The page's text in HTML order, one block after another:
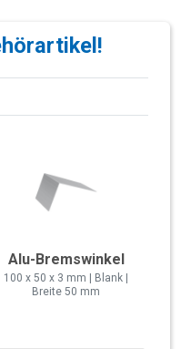
Alu-Bremswinkel
100 x 50 x 3 mm | Blank |
Breite 50 mm